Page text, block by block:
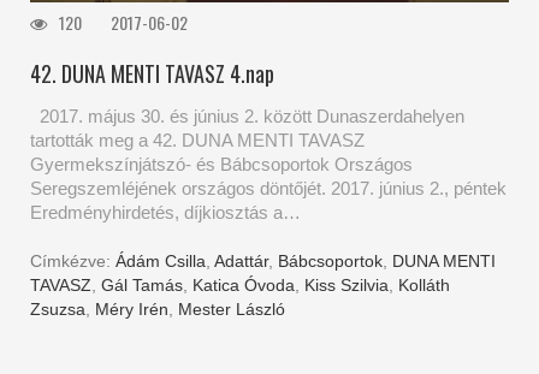
120 2017-06-02
42. DUNA MENTI TAVASZ 4.nap
2017. május 30. és június 2. között Dunaszerdahelyen
tartották meg a 42. DUNA MENTI TAVASZ
Gyermekszínjátszó- és Bábcsoportok Országos
Seregszemléjének országos döntőjét. 2017. június 2., péntek
Eredményhirdetés, díjkiosztás a…
Címkézve: Ádám Csilla, Adattár, Bábcsoportok, DUNA MENTI
TAVASZ, Gál Tamás, Katica Óvoda, Kiss Szilvia, Kolláth
Zsuzsa, Méry Irén, Mester László